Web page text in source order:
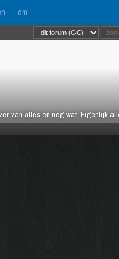
dm
van alles en nog wat. Eigenlijk